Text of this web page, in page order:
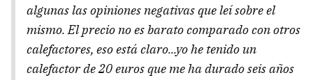
algunas las opiniones negativas que leí sobre el
mismo. El precio no es barato comparado con otros
calefactores, eso está claro...yo he tenido un
calefactor de 20 euros que me ha durado seis años